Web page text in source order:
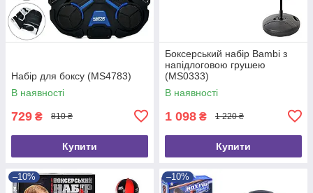
Набір для боксу (MS4783)
В наявності
729 ₴ 810 ₴
Купити
Боксерський набір Bambi з
напідлоговою грушею
(MS0333)
В наявності
1 098 ₴ 1 220 ₴
Купити
–10% –10%